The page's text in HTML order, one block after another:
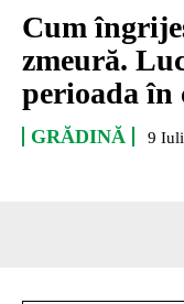
Cum
zmeură.
perioada în
GRĂDINĂ 9